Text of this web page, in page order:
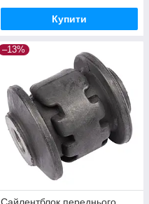
Купити
–13%